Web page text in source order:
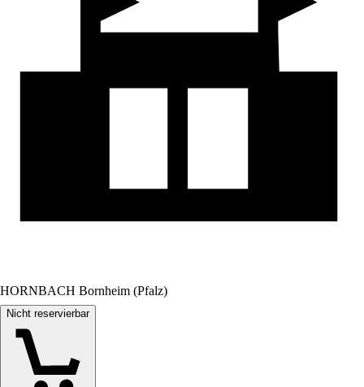
HORNBACH Bornheim (Pfalz)
Nicht reservierbar